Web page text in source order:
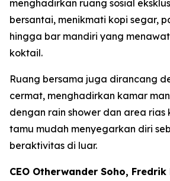
menghadirkan ruang sosial
bersantai, menikmati kopi segar,
hingga bar mandiri yang
koktail.
Ruang bersama juga dirancang
cermat, menghadirkan kamar
dengan rain shower dan area rias
tamu mudah menyegarkan diri
beraktivitas di luar.
CEO Otherwander Soho, Fredrik